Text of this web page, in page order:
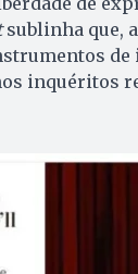
sublinha que,
inquéritos